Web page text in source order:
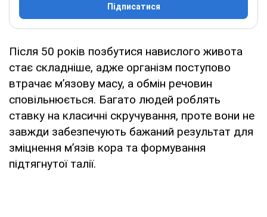
Підписатися
Після 50 років позбутися навислого живота
стає складніше, адже організм поступово
втрачає м’язову масу, а обмін речовин
сповільнюється. Багато людей роблять
ставку на класичні скручування, проте вони не
завжди забезпечують бажаний результат для
зміцнення м’язів кора та формування
підтягнутої талії.